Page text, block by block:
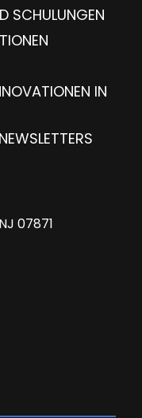
SCHULUNGEN
IN
07871